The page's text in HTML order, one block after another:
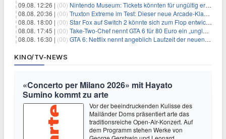
09.08. 12:26 | (00) Nintendo Museum: Tickets könnten für ungültig erklärt werden!
08.08. 20:36 | (00) Truxton Extreme im Test: Dieser neue Arcade-Klassiker verzeiht dir gar nichts
08.08. 18:00 | (00) Star Fox auf Switch 2 könnte sich zum Flop entwickeln
08.08. 17:45 | (00) Take-Two-Chef nennt GTA 6 für 80 Euro ein „unglaubliches Schnäppchen“
08.08. 16:30 | (00) GTA 6: Netflix nennt angeblich Laufzeit der neuen Gameplay-Präsentation
KINO/TV-NEWS
«Concerto per Milano 2026» mit Hayato
Sumino kommt zu arte
Vor der beeindruckenden Kulisse des
Mailänder Doms präsentiert arte das
traditionsreiche Open-Air-Konzert. Auf
dem Programm stehen Werke von